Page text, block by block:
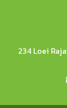
234 Loei